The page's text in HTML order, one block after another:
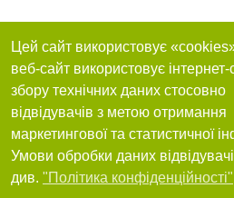
Цей сайт використовує
веб-сайт використовує інтернет-
збору технічних даних стосовно
відвідувачів з метою отримання
маркетингової та статистичної
Умови обробки даних
див. "Політика конфіденційності"